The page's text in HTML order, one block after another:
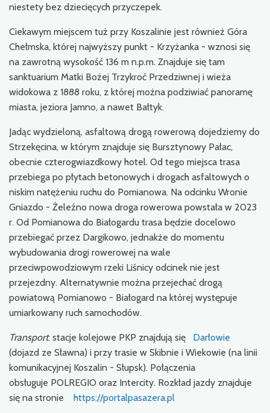
niestety bez dziecięcych przyczepek.
Ciekawym miejscem tuż przy Koszalinie jest również Góra
Chełmska, której najwyższy punkt - Krzyżanka - wznosi się
na zawrotną wysokość 136 m n.p.m. Znajduje się tam
sanktuarium Matki Bożej Trzykroć Przedziwnej i wieża
widokowa z 1888 roku, z której można podziwiać panoramę
miasta, jeziora Jamno, a nawet Bałtyk.
Jadąc wydzieloną, asfaltową drogą rowerową dojedziemy do
Strzekęcina, w którym znajduje się Bursztynowy Pałac,
obecnie czterogwiazdkowy hotel. Od tego miejsca trasa
przebiega po płytach betonowych i drogach asfaltowych o
niskim natężeniu ruchu do Pomianowa. Na odcinku Wronie
Gniazdo - Żeleźno nowa droga rowerowa powstała w 2023
r. Od Pomianowa do Białogardu trasa będzie docelowo
przebiegać przez Dargikowo, jednakże do momentu
wybudowania drogi rowerowej na wale
przeciwpowodziowym rzeki Liśnicy odcinek nie jest
przejezdny. Alternatywnie można przejechać drogą
powiatową Pomianowo - Białogard na której występuje
umiarkowany ruch samochodów.
Transport: stacje kolejowe PKP znajdują się Darłowie
(dojazd ze Sławna) i przy trasie w Skibnie i Wiekowie (na linii
komunikacyjnej Koszalin - Słupsk). Połączenia
obsługuje POLREGIO oraz Intercity. Rozkład jazdy znajduje
się na stronie https://portalpasazera.pl